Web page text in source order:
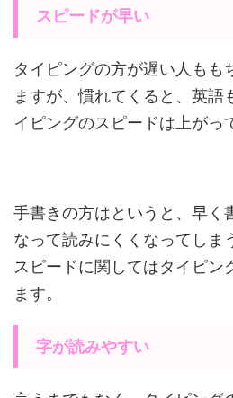
スピードが早い
タイピングの方が遅い人もも
ますが、慣れてくると、英語
イピングのスピードは上がっ
手書きの方はというと、早く
なって読みにくくなってしま
スピードに関してはタイピン
ます。
字が読みやすい